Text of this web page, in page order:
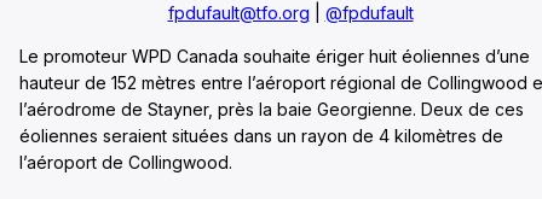
fpdufault@tfo.org
@fpdufault
Le promoteur WPD Canada souhaite ériger huit éoliennes d’une
hauteur de 152 mètres entre l’aéroport régional de Collingwood
l’aérodrome de Stayner, près la baie Georgienne. Deux de ces
éoliennes seraient situées dans un rayon de 4 kilomètres de
l’aéroport de Collingwood.